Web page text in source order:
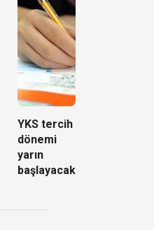
YKS tercih
dönemi
yarın
başlayacak